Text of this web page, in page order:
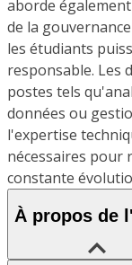
aborde
de la
les étudiants
responsable. Les
postes tels
données ou
l'expertise
nécessaires pour
constante
À propos de